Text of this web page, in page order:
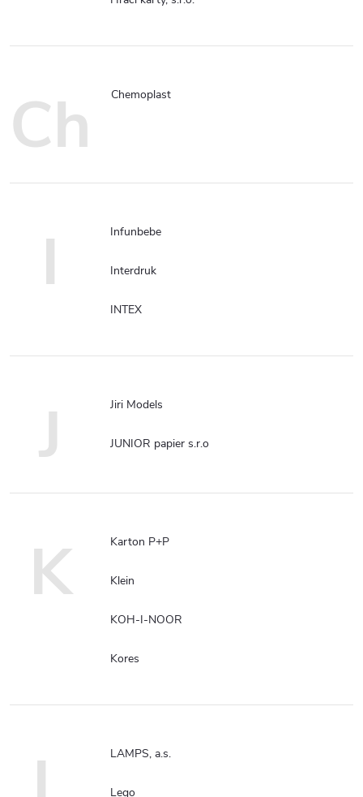
Ch Chemoplast
I Infunbebe
Interdruk
INTEX
J Jiri Models
JUNIOR papier s.r.o
K Karton P+P
Klein
KOH-I-NOOR
Kores
LAMPS, a.s.
Lego